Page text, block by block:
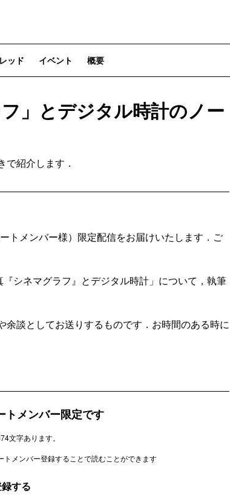
ッド イベント 概要
」とデジタル時計のノー
紹介します．
トメンバー様）限定配信をお届けいたします．ご
シネマグラフ』とデジタル時計」について，執筆
談としてお送りするものです．お時間のある時に
トメンバー限定です
文字あります。
メンバー登録することで読むことができます
する